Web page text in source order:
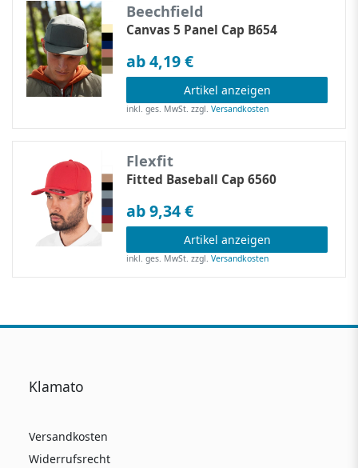
Beechfield
Canvas 5 Panel Cap B654
ab 4,19 €
Artikel anzeigen
inkl. ges. MwSt. zzgl.Versandkosten
Flexfit
Fitted Baseball Cap 6560
ab 9,34 €
Artikel anzeigen
inkl. ges. MwSt. zzgl.Versandkosten
Klamato
Versandkosten
Widerrufsrecht